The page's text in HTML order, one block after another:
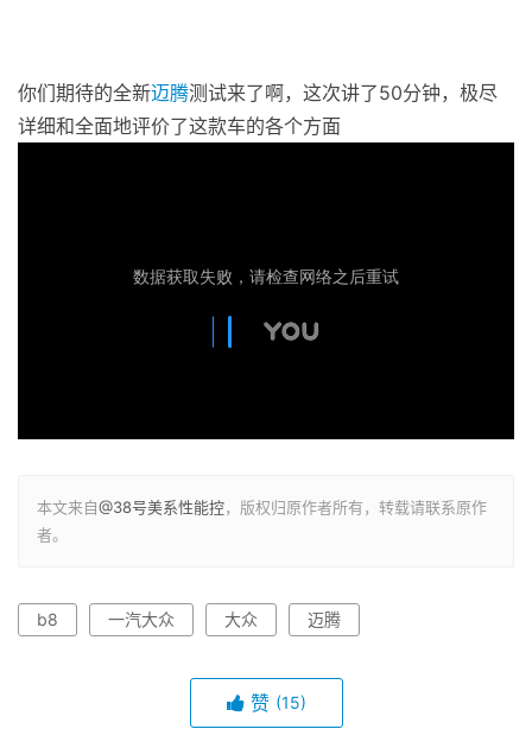
你们期待的全新迈腾测试来了啊，这次讲了50分钟，极尽
详细和全面地评价了这款车的各个方面
本文来自@38号美系性能控，版权归原作者所有，转载请联系原作
者。
b8 一汽大众 大众 迈腾
赞 (15)